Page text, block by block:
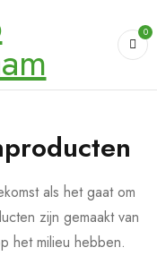
0
als het gaat om
zijn gemaakt van
het milieu hebben.